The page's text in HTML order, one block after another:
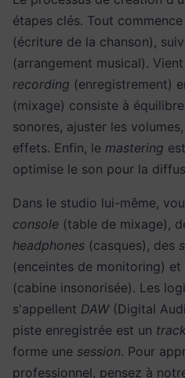
étapes clés. Tout
(écriture de la chanson),
(arrangement musical).
recording (enregistrement)
(mixage) consiste à
sonores, ajuster les
effets. Enfin, le mastering
optimise le son pour la
Dans le studio lui-même,
console (table de mixage),
headphones (casques), des
(enceintes de monitoring) et
(cabine insonorisée). Les
s'appellent DAW(Digital
piste enregistrée est un track
forme une session. Pour
professionnel, pensez à